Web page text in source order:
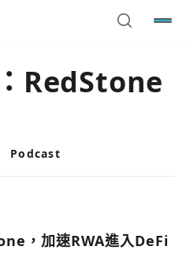
RedStone
Podcast
，加速RWA進入DeFi